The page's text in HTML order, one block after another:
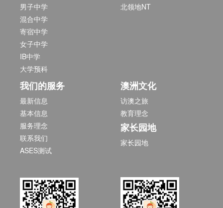
男子中学
混合中学
寄宿中学
女子中学
IB中学
大学预科
北领地NT
我们的服务
最新信息
基本信息
服务理念
联系我们
ASES测试
澳洲文化
访澳之旅
教育理念
家长园地
家长园地